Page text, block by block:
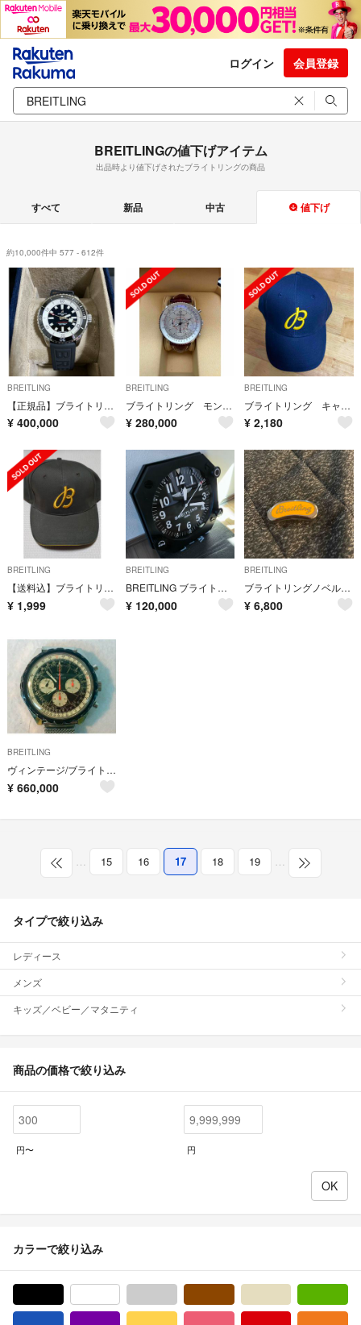
ログイン 会員登録
BREITLINGの値下げアイテム
出品時より値下げされたブライトリングの商品
すべて 新品 中古 値下げ
約10,000件中 577 - 612件
BREITLING
【正規品】ブライトリング スーパーオーシャン44
¥ 400,000
BREITLING
ブライトリング モンブリラン(はるか様専用ページ)
¥ 280,000
BREITLING
ブライトリング キャップ
¥ 2,180
BREITLING
【送料込】ブライトリング キャップ
¥ 1,999
BREITLING
BREITLING ブライトリング 掛け時計 掛時計
¥ 120,000
BREITLING
ブライトリングノベルティー ライターケース 値下げしました。
¥ 6,800
BREITLING
ヴィンテージ/ブライトリング・ナビタイマー
¥ 660,000
… 15 16 17 18 19 …
タイプで絞り込み
レディース
メンズ
キッズ／ベビー／マタニティ
商品の価格で絞り込み
円〜 円
カラーで絞り込み